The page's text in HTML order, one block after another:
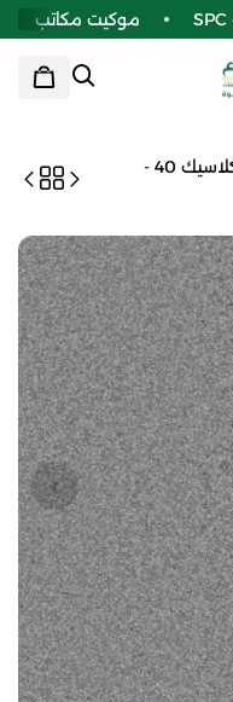
موكيت مكاتب
ارضيات فينيل كلاسيك 40 -